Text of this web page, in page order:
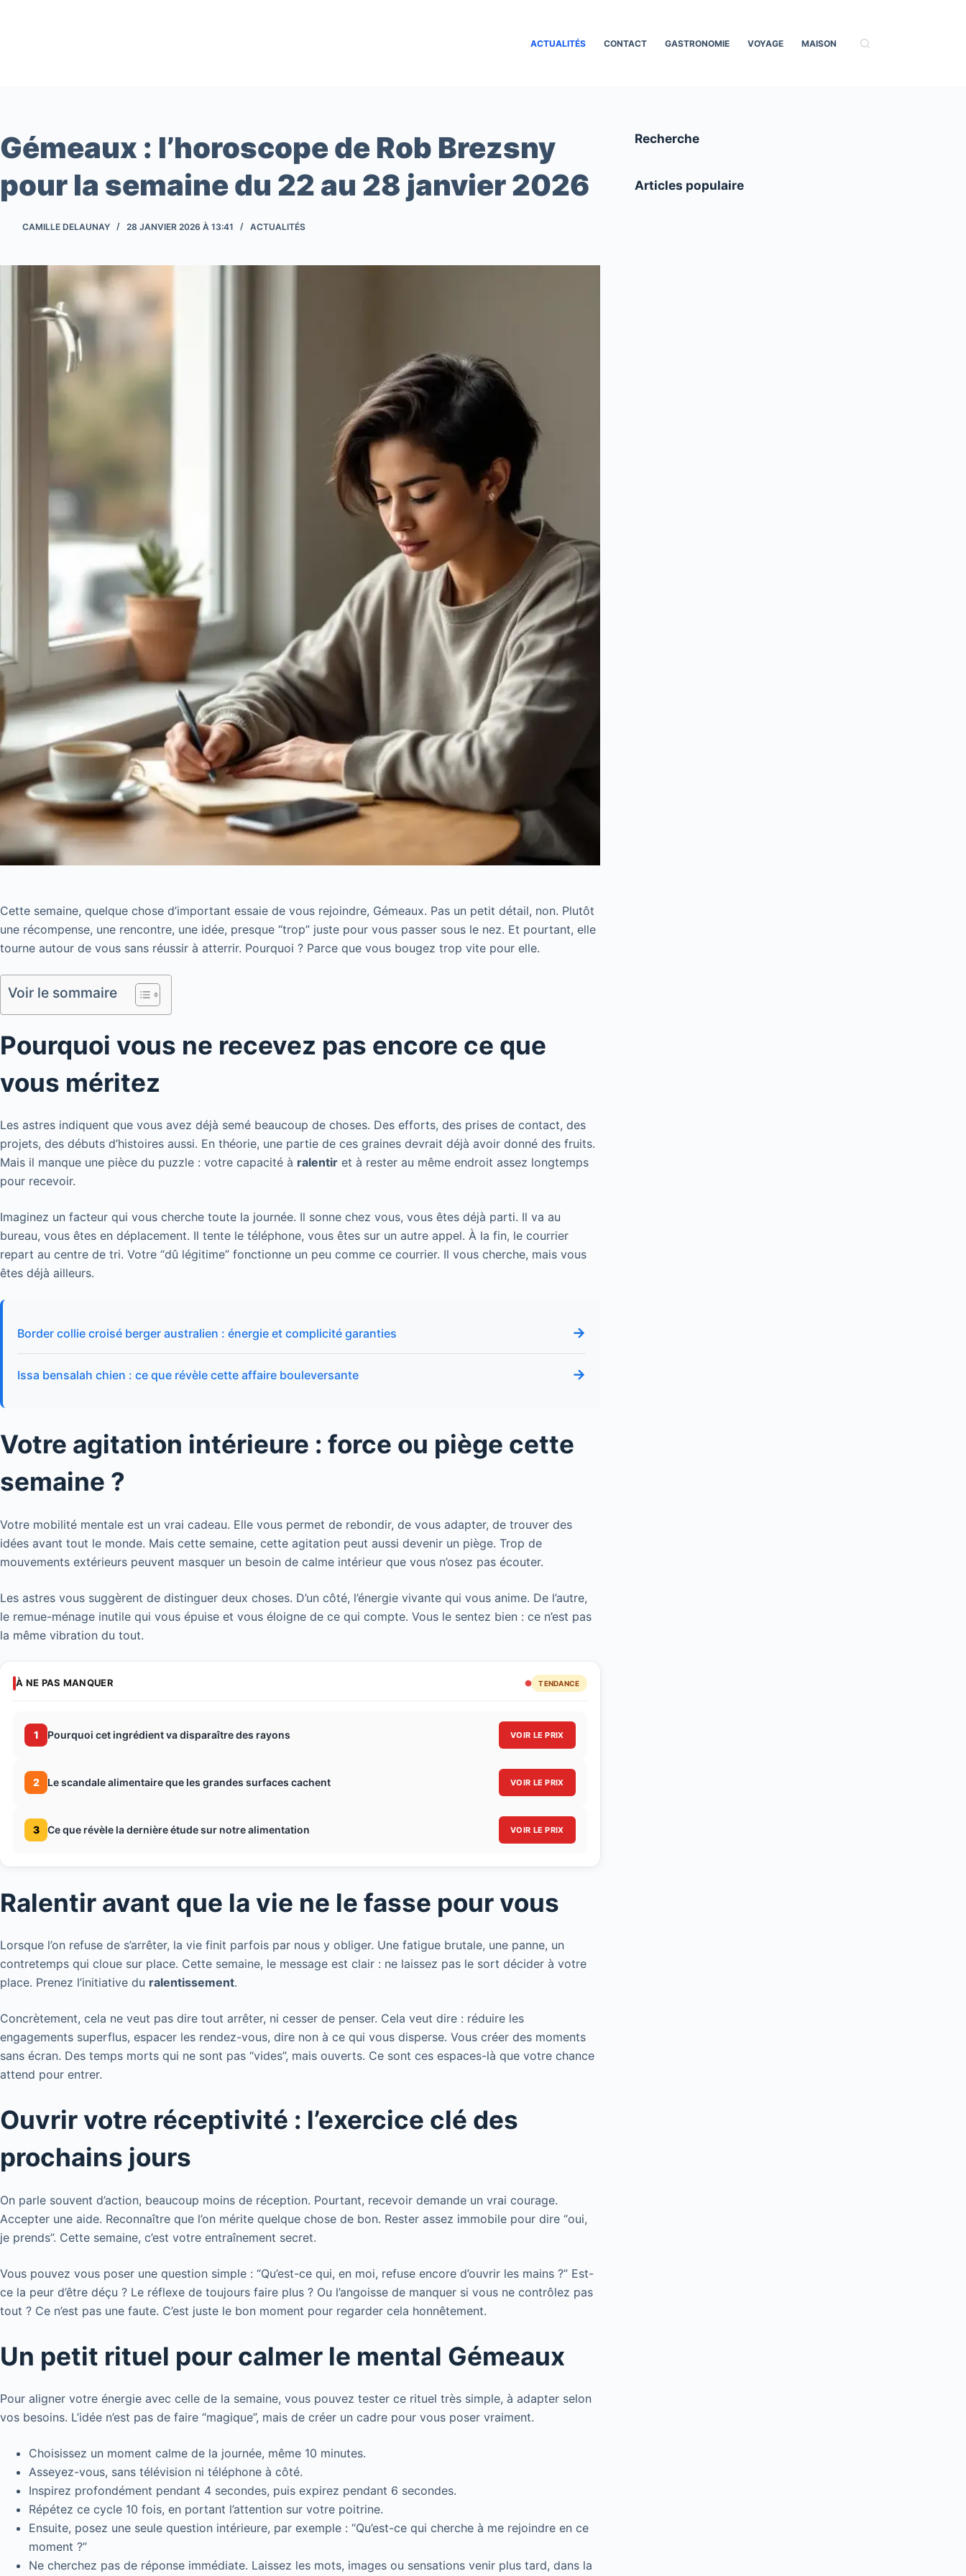
ACTUALITÉS CONTACT GASTRONOMIE VOYAGE MAISON
Gémeaux : l’horoscope de Rob Brezsny
pour la semaine du 22 au 28 janvier 2026
CAMILLE DELAUNAY 28 JANVIER 2026 À 13:41 ACTUALITÉS
Cette semaine, quelque chose d’important essaie de vous rejoindre, Gémeaux. Pas un petit détail, non. Plutôt
une récompense, une rencontre, une idée, presque “trop” juste pour vous passer sous le nez. Et pourtant, elle
tourne autour de vous sans réussir à atterrir. Pourquoi ? Parce que vous bougez trop vite pour elle.
Voir le sommaire
Pourquoi vous ne recevez pas encore ce que
vous méritez
Les astres indiquent que vous avez déjà semé beaucoup de choses. Des efforts, des prises de contact, des
projets, des débuts d’histoires aussi. En théorie, une partie de ces graines devrait déjà avoir donné des fruits.
Mais il manque une pièce du puzzle : votre capacité à ralentir et à rester au même endroit assez longtemps
pour recevoir.
Imaginez un facteur qui vous cherche toute la journée. Il sonne chez vous, vous êtes déjà parti. Il va au
bureau, vous êtes en déplacement. Il tente le téléphone, vous êtes sur un autre appel. À la fin, le courrier
repart au centre de tri. Votre “dû légitime” fonctionne un peu comme ce courrier. Il vous cherche, mais vous
êtes déjà ailleurs.
Border collie croisé berger australien : énergie et complicité garanties →
Issa bensalah chien : ce que révèle cette affaire bouleversante →
Votre agitation intérieure : force ou piège cette
semaine ?
Votre mobilité mentale est un vrai cadeau. Elle vous permet de rebondir, de vous adapter, de trouver des
idées avant tout le monde. Mais cette semaine, cette agitation peut aussi devenir un piège. Trop de
mouvements extérieurs peuvent masquer un besoin de calme intérieur que vous n’osez pas écouter.
Les astres vous suggèrent de distinguer deux choses. D’un côté, l’énergie vivante qui vous anime. De l’autre,
le remue-ménage inutile qui vous épuise et vous éloigne de ce qui compte. Vous le sentez bien : ce n’est pas
la même vibration du tout.
À NE PAS MANQUER TENDANCE
1 Pourquoi cet ingrédient va disparaître des rayons VOIR LE PRIX
2 Le scandale alimentaire que les grandes surfaces cachent VOIR LE PRIX
3 Ce que révèle la dernière étude sur notre alimentation VOIR LE PRIX
Ralentir avant que la vie ne le fasse pour vous
Lorsque l’on refuse de s’arrêter, la vie finit parfois par nous y obliger. Une fatigue brutale, une panne, un
contretemps qui cloue sur place. Cette semaine, le message est clair : ne laissez pas le sort décider à votre
place. Prenez l’initiative du ralentissement.
Concrètement, cela ne veut pas dire tout arrêter, ni cesser de penser. Cela veut dire : réduire les
engagements superflus, espacer les rendez-vous, dire non à ce qui vous disperse. Vous créer des moments
sans écran. Des temps morts qui ne sont pas “vides”, mais ouverts. Ce sont ces espaces-là que votre chance
attend pour entrer.
Ouvrir votre réceptivité : l’exercice clé des
prochains jours
On parle souvent d’action, beaucoup moins de réception. Pourtant, recevoir demande un vrai courage.
Accepter une aide. Reconnaître que l’on mérite quelque chose de bon. Rester assez immobile pour dire “oui,
je prends”. Cette semaine, c’est votre entraînement secret.
Vous pouvez vous poser une question simple : “Qu’est-ce qui, en moi, refuse encore d’ouvrir les mains ?” Est-
ce la peur d’être déçu ? Le réflexe de toujours faire plus ? Ou l’angoisse de manquer si vous ne contrôlez pas
tout ? Ce n’est pas une faute. C’est juste le bon moment pour regarder cela honnêtement.
Un petit rituel pour calmer le mental Gémeaux
Pour aligner votre énergie avec celle de la semaine, vous pouvez tester ce rituel très simple, à adapter selon
vos besoins. L’idée n’est pas de faire “magique”, mais de créer un cadre pour vous poser vraiment.
Choisissez un moment calme de la journée, même 10 minutes.
Asseyez-vous, sans télévision ni téléphone à côté.
Inspirez profondément pendant 4 secondes, puis expirez pendant 6 secondes.
Répétez ce cycle 10 fois, en portant l’attention sur votre poitrine.
Ensuite, posez une seule question intérieure, par exemple : “Qu’est-ce qui cherche à me rejoindre en ce
moment ?”
Ne cherchez pas de réponse immédiate. Laissez les mots, images ou sensations venir plus tard, dans la
Recherche
Articles populaire